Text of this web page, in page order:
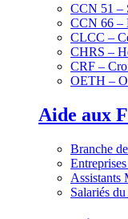
CCN 51 –
CCN 66 –
CLCC –
CHRS –
CRF –
OETH –
Aide aux
Branche
Assistants
Salariés